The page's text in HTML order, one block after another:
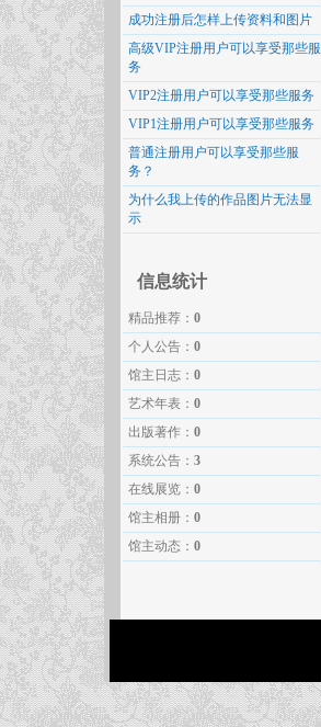
成功注册后怎样上传资料和图片
高级VIP注册用户可以享受那些服
务
VIP2注册用户可以享受那些服务
VIP1注册用户可以享受那些服务
普通注册用户可以享受那些服
务？
为什么我上传的作品图片无法显
示
信息统计
精品推荐： 0
个人公告： 0
馆主日志： 0
艺术年表： 0
出版著作： 0
系统公告： 3
在线展览： 0
馆主相册： 0
馆主动态： 0